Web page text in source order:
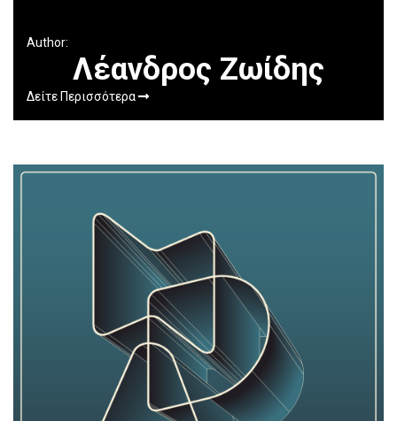
Author:
Λέανδρος Ζωίδης
Δείτε Περισσότερα